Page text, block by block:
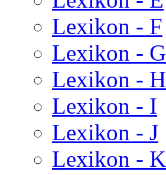
Lexikon - F
Lexikon - G
Lexikon - H
Lexikon - I
Lexikon - J
Lexikon - K